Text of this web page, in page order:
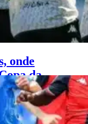
onde
da